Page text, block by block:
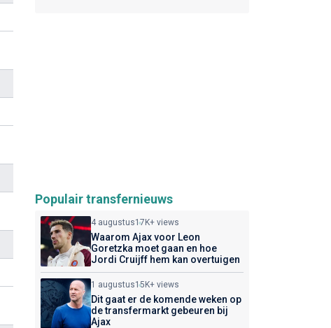
Populair transfernieuws
4 augustus17K+ views
Waarom Ajax voor Leon
Goretzka moet gaan en hoe
Jordi Cruijff hem kan overtuigen
1 augustus15K+ views
Dit gaat er de komende weken op
de transfermarkt gebeuren bij
Ajax